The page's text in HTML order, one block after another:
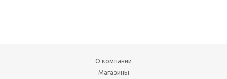
О компании
Магазины